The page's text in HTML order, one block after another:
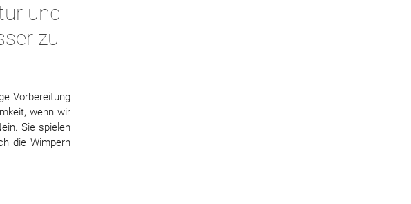
und
zu
Vorbereitung
wenn wir
Sie spielen
die Wimpern